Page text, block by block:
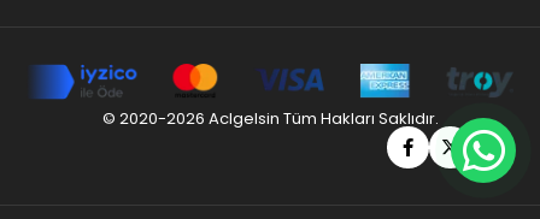
© 2020-2026 Aclgelsin Tüm Hakları Saklıdır.